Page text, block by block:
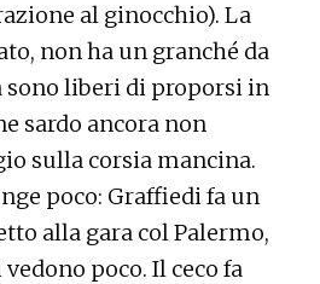
al ginocchio). La
non ha un granché da
sono liberi di proporsi in
sardo ancora non
sulla corsia mancina.
poco: Graffiedi fa un
alla gara col Palermo,
vedono poco. Il ceco fa